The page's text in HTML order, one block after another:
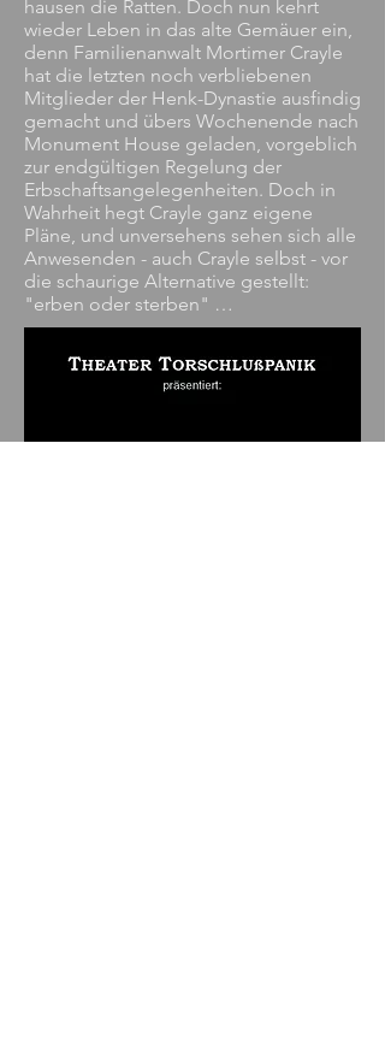
hausen die Ratten. Doch nun kehrt
wieder Leben in das alte Gemäuer ein,
denn Familienanwalt Mortimer Crayle
hat die letzten noch verbliebenen
Mitglieder der Henk-Dynastie ausfindig
gemacht und übers Wochenende nach
Monument House geladen, vorgeblich
zur endgültigen Regelung der
Erbschaftsangelegenheiten. Doch in
Wahrheit hegt Crayle ganz eigene
Pläne, und unversehens sehen sich alle
Anwesenden - auch Crayle selbst - vor
die schaurige Alternative gestellt:
"erben oder sterben" …